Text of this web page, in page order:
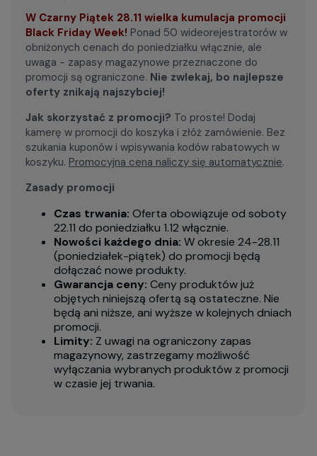
W Czarny Piątek 28.11 wielka kumulacja promocji
Black Friday Week! Ponad 50 wideorejestratorów w
obniżonych cenach do poniedziałku włącznie, ale
uwaga - zapasy magazynowe przeznaczone do
promocji są ograniczone. Nie zwlekaj, bo najlepsze
oferty znikają najszybciej!
Jak skorzystać z promocji? To proste! Dodaj
kamerę w promocji do koszyka i złóż zamówienie. Bez
szukania kuponów i wpisywania kodów rabatowych w
koszyku. Promocyjna cena naliczy się automatycznie.
Zasady promocji
Czas trwania: Oferta obowiązuje od soboty
22.11 do poniedziałku 1.12 włącznie.
Nowości każdego dnia: W okresie 24-28.11
(poniedziałek-piątek) do promocji będą
dołączać nowe produkty.
Gwarancja ceny: Ceny produktów już
objętych niniejszą ofertą są ostateczne. Nie
będą ani niższe, ani wyższe w kolejnych dniach
promocji.
Limity: Z uwagi na ograniczony zapas
magazynowy, zastrzegamy możliwość
wyłączania wybranych produktów z promocji
w czasie jej trwania.